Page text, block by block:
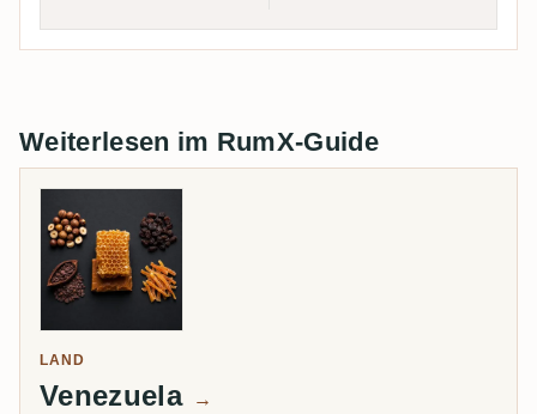
Weiterlesen im RumX-Guide
LAND
Venezuela →